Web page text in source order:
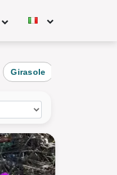
Girasole